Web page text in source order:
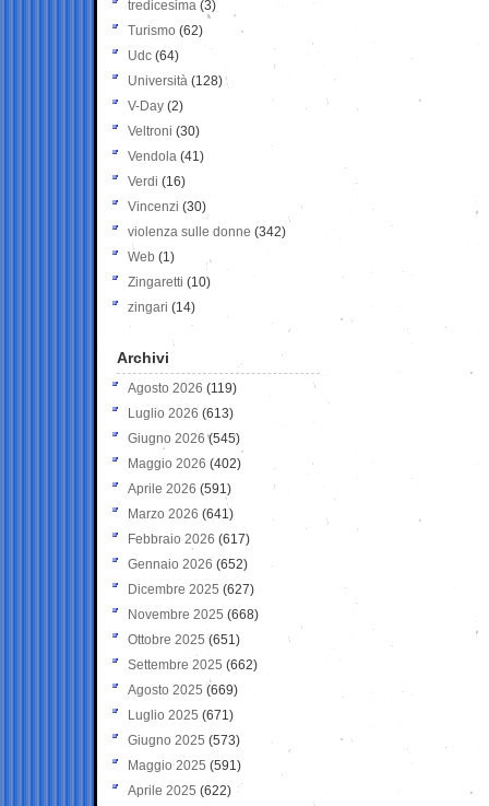
tredicesima (3)
Turismo (62)
Udc (64)
Università (128)
V-Day (2)
Veltroni (30)
Vendola (41)
Verdi (16)
Vincenzi (30)
violenza sulle donne (342)
Web (1)
Zingaretti (10)
zingari (14)
Archivi
Agosto 2026 (119)
Luglio 2026 (613)
Giugno 2026 (545)
Maggio 2026 (402)
Aprile 2026 (591)
Marzo 2026 (641)
Febbraio 2026 (617)
Gennaio 2026 (652)
Dicembre 2025 (627)
Novembre 2025 (668)
Ottobre 2025 (651)
Settembre 2025 (662)
Agosto 2025 (669)
Luglio 2025 (671)
Giugno 2025 (573)
Maggio 2025 (591)
Aprile 2025 (622)